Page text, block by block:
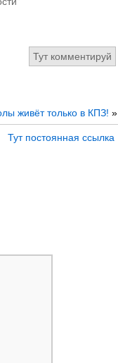
Тут комментируй
живёт только в КПЗ! »
Тут постоянная ссылка